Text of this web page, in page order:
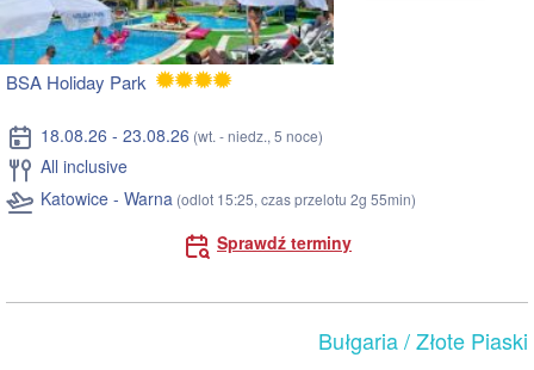
BSA Holiday Park
18.08.26 - 23.08.26 (wt. - niedz., 5 noce)
All inclusive
Katowice - Warna (odlot 15:25, czas przelotu 2g 55min)
Sprawdź terminy
Bułgaria/ Złote Piaski